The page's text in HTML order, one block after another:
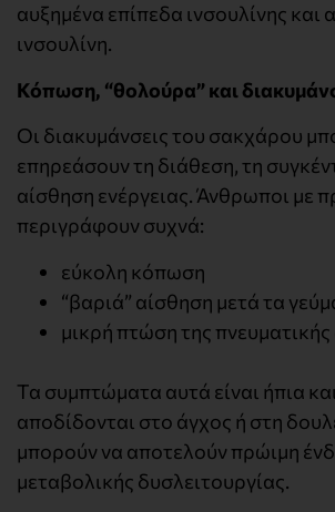
αυξημένα επίπεδα ινσουλίνης και
ινσουλίνη.
Κόπωση, “θολούρα” και
Οι διακυμάνσεις του σακχάρου
επηρεάσουν τη διάθεση, τη
αίσθηση ενέργειας. Άνθρωποι με
περιγράφουν συχνά:
εύκολη κόπωση
“βαριά” αίσθηση μετά τα
μικρή πτώση της πνευματικής
Τα συμπτώματα αυτά είναι ήπια
αποδίδονται στο άγχος ή στη
μπορούν να αποτελούν πρώιμη
μεταβολικής δυσλειτουργίας.